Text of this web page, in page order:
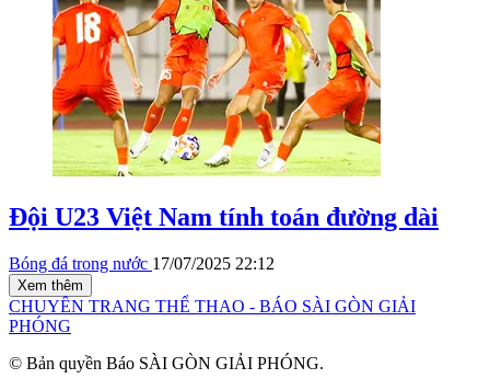
Đội U23 Việt Nam tính toán đường dài
Bóng đá trong nước 17/07/2025 22:12
Xem thêm
CHUYÊN TRANG THỂ THAO - BÁO SÀI GÒN GIẢI
PHÓNG
© Bản quyền Báo SÀI GÒN GIẢI PHÓNG.